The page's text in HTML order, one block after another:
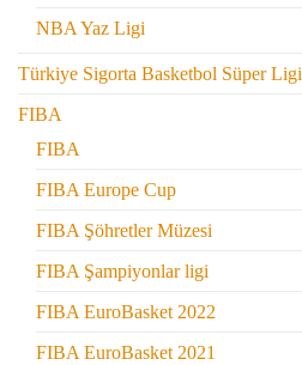
NBA Yaz Ligi
Türkiye Sigorta Basketbol Süper Ligi
FIBA
FIBA
FIBA Europe Cup
FIBA Şöhretler Müzesi
FIBA Şampiyonlar ligi
FIBA EuroBasket 2022
FIBA EuroBasket 2021